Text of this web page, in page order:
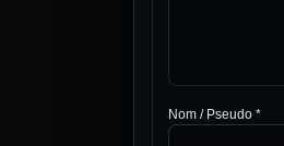
Nom / Pseudo *